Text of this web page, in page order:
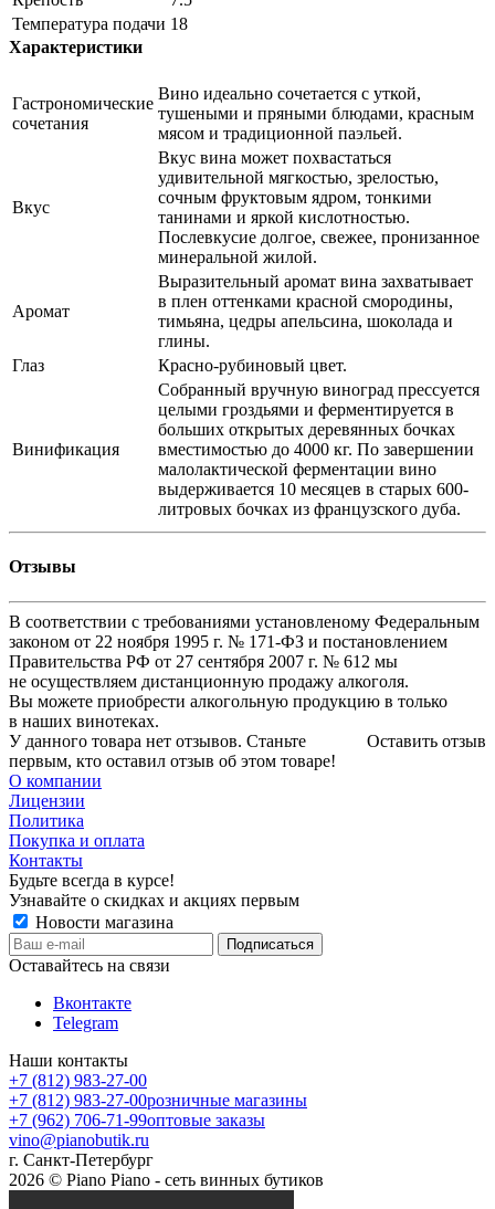
Температура подачи 18
Характеристики
Гастрономические
сочетания
Вино идеально сочетается с уткой,
тушеными и пряными блюдами, красным
мясом и традиционной паэльей.
Вкус
Вкус вина может похвастаться
удивительной мягкостью, зрелостью,
сочным фруктовым ядром, тонкими
танинами и яркой кислотностью.
Послевкусие долгое, свежее, пронизанное
минеральной жилой.
Аромат
Выразительный аромат вина захватывает
в плен оттенками красной смородины,
тимьяна, цедры апельсина, шоколада и
глины.
Глаз
Красно-рубиновый цвет.
Винификация
Собранный вручную виноград прессуется
целыми гроздьями и ферментируется в
больших открытых деревянных бочках
вместимостью до 4000 кг. По завершении
малолактической ферментации вино
выдерживается 10 месяцев в старых 600-
литровых бочках из французского дуба.
Отзывы
В соответствии с требованиями установленому Федеральным
законом от 22 ноября 1995 г. № 171-ФЗ и постановлением
Правительства РФ от 27 сентября 2007 г. № 612 мы
не осуществляем дистанционную продажу алкоголя.
Вы можете приобрести алкогольную продукцию в только
в наших винотеках.
Оставить отзыв
У данного товара нет отзывов. Станьте
первым, кто оставил отзыв об этом товаре!
О компании
Лицензии
Политика
Покупка и оплата
Контакты
Будьте всегда в курсе!
Узнавайте о скидках и акциях первым
Новости магазина
Оставайтесь на связи
Вконтакте
Telegram
Наши контакты
+7 (812) 983-27-00
+7 (812) 983-27-00розничные магазины
+7 (962) 706-71-99оптовые заказы
vino@pianobutik.ru
г. Санкт-Петербург
2026 © Piano Piano - сеть винных бутиков